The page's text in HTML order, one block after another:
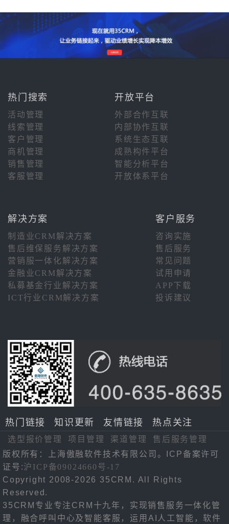
热门搜索 开放平台
活动管理
外部合作互联
线索管理
内部协作互联
客户管理
系统生态互联
商机管理
成熟构件平台
销售管理
智能分析平台
客服管理
开放体系平台
解决方案 客户服务
制造业CRM解决方案
咨询实施
售后维保服务解决方案
售后服务
营销服一体化解决方案
常见问题
金融业CRM解决方案
试用申请
私募基金行业解决方案
APP下载
ICT行业CRM解决方案
投诉建议
热门链接 知识更新 友情链接 热点关注
选型报价管理 项目管理 渠道管理
售后服务管理
版权所有：上海傲融软件技术有限公司。ICP备案许可
证号:沪ICP备09024660号-17
Copyright 2008-2026 35CRM. All Rights
Reserved.
35CRM专业专注CRM十九年，实现销售服务一体化管
理，融合呼叫中心及智能客服，运用AI人工智能，软件